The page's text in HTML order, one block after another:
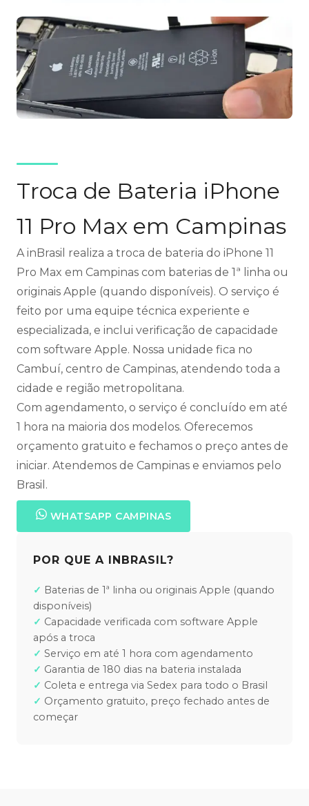
Troca de Bateria iPhone
11 Pro Max em Campinas
A inBrasil realiza a troca de bateria do iPhone 11
Pro Max em Campinas com baterias de 1ª linha ou
originais Apple (quando disponíveis). O serviço é
feito por uma equipe técnica experiente e
especializada, e inclui verificação de capacidade
com software Apple. Nossa unidade fica no
Cambuí, centro de Campinas, atendendo toda a
cidade e região metropolitana.
Com agendamento, o serviço é concluído em até
1 hora na maioria dos modelos. Oferecemos
orçamento gratuito e fechamos o preço antes de
iniciar. Atendemos de Campinas e enviamos pelo
Brasil.
WHATSAPP CAMPINAS
POR QUE A INBRASIL?
Baterias de 1ª linha ou originais Apple (quando
disponíveis)
Capacidade verificada com software Apple
após a troca
Serviço em até 1 hora com agendamento
Garantia de 180 dias na bateria instalada
Coleta e entrega via Sedex para todo o Brasil
Orçamento gratuito, preço fechado antes de
começar